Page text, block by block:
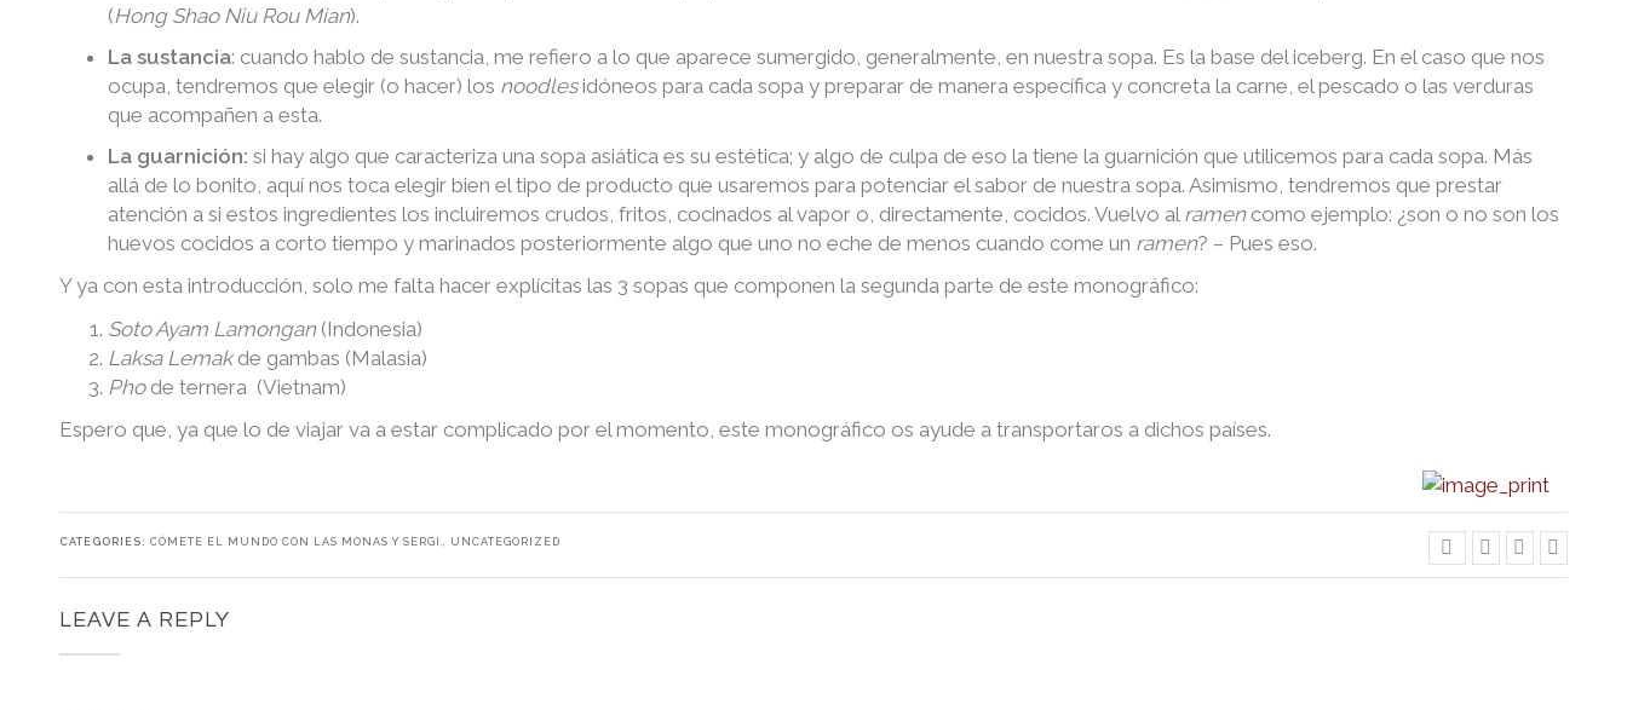
(Hong Shao Niu Rou Mian).
La sustancia: cuando hablo de sustancia, me refiero a lo que aparece sumergido, generalmente, en nuestra sopa. Es la base del iceberg. En el caso que nos
ocupa, tendremos que elegir (o hacer) los noodlesidóneos para cada sopa y preparar de manera específica y concreta la carne, el pescado o las verduras
que acompañen a esta.
La guarnición: si hay algo que caracteriza una sopa asiática es su estética; y algo de culpa de eso la tiene la guarnición que utilicemos para cada sopa. Más
allá de lo bonito, aquí nos toca elegir bien el tipo de producto que usaremos para potenciar el sabor de nuestra sopa. Asimismo, tendremos que prestar
atención a si estos ingredientes los incluiremos crudos, fritos, cocinados al vapor o, directamente, cocidos. Vuelvo al ramencomo ejemplo: ¿son o no son los
huevos cocidos a corto tiempo y marinados posteriormente algo que uno no eche de menos cuando come un ramen? – Pues eso.
Y ya con esta introducción, solo me falta hacer explícitas las 3 sopas que componen la segunda parte de este monográfico:
Soto Ayam Lamongan(Indonesia)
Laksa Lemakde gambas (Malasia)
Phode ternera (Vietnam)
Espero que, ya que lo de viajar va a estar complicado por el momento, este monográfico os ayude a transportaros a dichos países.
CATEGORIES: CÓMETE EL MUNDO CON LAS MONAS Y SERGI. UNCATEGORIZED
LEAVE A REPLY